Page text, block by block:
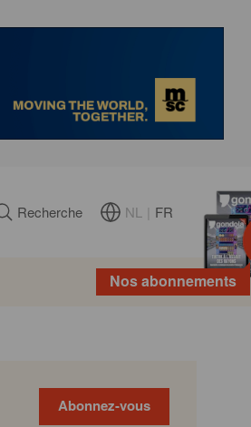
Recherche NL FR
Nos abonnements
Abonnez-vous